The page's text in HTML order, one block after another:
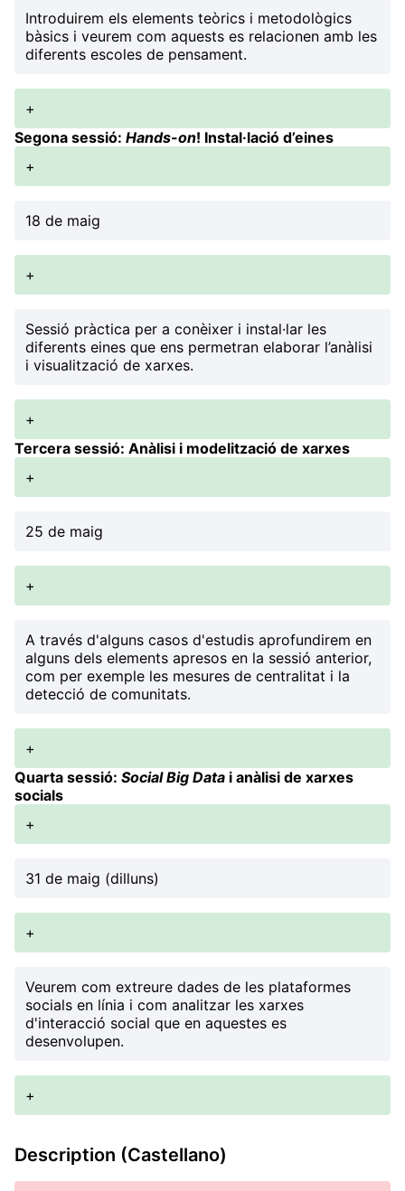
Introduirem els elements teòrics i metodològics
bàsics i veurem com aquests es relacionen amb les
diferents escoles de pensament.
+
Segona sessió: Hands-on! Instal·lació d’eines
+
18 de maig
+
Sessió pràctica per a conèixer i instal·lar les
diferents eines que ens permetran elaborar l’anàlisi
i visualització de xarxes.
+
Tercera sessió: Anàlisi i modelització de xarxes
+
25 de maig
+
A través d'alguns casos d'estudis aprofundirem en
alguns dels elements apresos en la sessió anterior,
com per exemple les mesures de centralitat i la
detecció de comunitats.
+
Quarta sessió: Social Big Data i anàlisi de xarxes
socials
+
31 de maig (dilluns)
+
Veurem com extreure dades de les plataformes
socials en línia i com analitzar les xarxes
d'interacció social que en aquestes es
desenvolupen.
+
Description (Castellano)